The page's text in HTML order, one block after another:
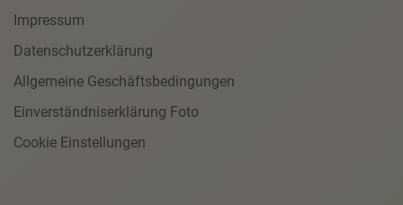
Impressum
Datenschutzerklärung
Allgemeine Geschäftsbedingungen
Einverständniserklärung Foto
Cookie Einstellungen